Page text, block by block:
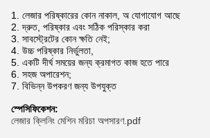
1. লেজার পরিষ্কারের কোন নাকাল, অ যোগাযোগ আছে
2. দ্রুত, পরিষ্কার এবং সঠিক পরিস্কার করা
3. সাবস্ট্রেটের কোন ক্ষতি নেই;
4. উচ্চ পরিষ্কার নির্ভুলতা,
5. একটি দীর্ঘ সময়ের জন্য ক্রমাগত কাজ হতে পারে
6. সহজ অপারেশন;
7. বিভিন্ন উপকরণ জন্য উপযুক্ত
স্পেসিফিকেশন:
লেজার ক্লিনিং মেশিন মরিচা অপসারণ.pdf